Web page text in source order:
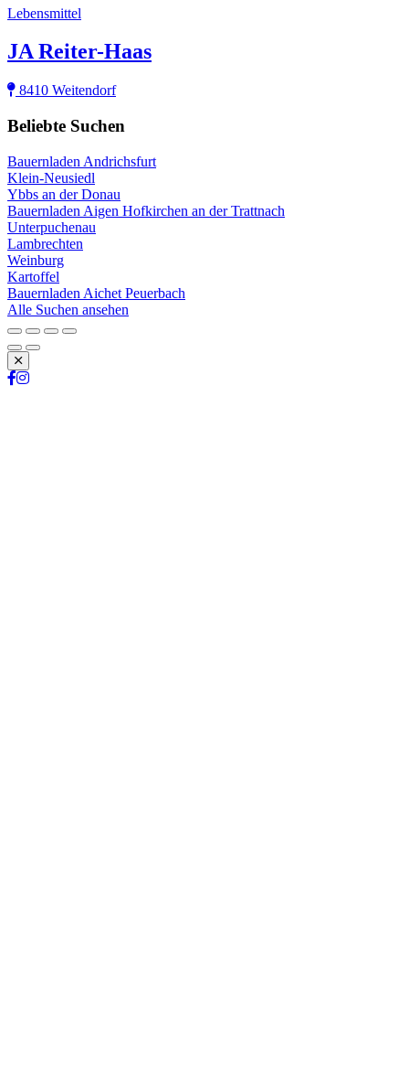
Lebensmittel
JA Reiter-Haas
8410 Weitendorf
Beliebte Suchen
Bauernladen Andrichsfurt
Klein-Neusiedl
Ybbs an der Donau
Bauernladen Aigen Hofkirchen an der Trattnach
Unterpuchenau
Lambrechten
Weinburg
Kartoffel
Bauernladen Aichet Peuerbach
Alle Suchen ansehen
Schließen